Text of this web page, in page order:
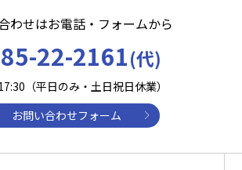
わせはお電話・フォームから
22-2161(代)
（平日のみ・土日祝日休業）
お問い合わせフォーム